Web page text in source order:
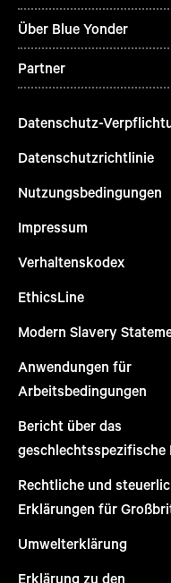
Über Blue Yonder
Partner
Datenschutz-
Datenschutzrichtlinie
Nutzungsbedingungen
Impressum
Verhaltenskodex
EthicsLine
Modern Slavery
Anwendungen für
Arbeitsbedingungen
Bericht über das
geschlechtsspezifische
Rechtliche und
Erklärungen für
Umwelterklärung
Erklärung zu den